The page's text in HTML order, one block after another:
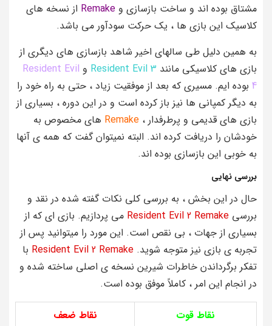
مشتاق بوده اند و ساخت بازسازی و Remake از نسخه های
کلاسیک این بازی ها ، یک حرکت سودآور می باشد.
به همین دلیل طی سالهای اخیر شاهد بازسازی های دیگری از
بازی های کلاسیکی مانند Resident Evil 3 و Resident Evil
4 بوده ایم. مسیری که بعد از موفقیت زیاد ، حتی به راه خود را
به دیگر کمپانی ها نیز باز کرده است و در این دوره ، بسیاری از
بازی های قدیمی و پرطرفدار ، Remake های مخصوص به
خودشان را دریافت کرده اند. البته نمیتوان گفت که همه ی آنها
به خوبی این بازسازی بوده اند.
بررسی نهایی
حال در این بخش ، به بررسی کلی نکات گفته شده در نقد و
بررسی Resident Evil 2 Remake می پردازیم. بازی ای که از
بسیاری از جهات ، بی نقص است. این مورد را میتوانید پس از
تجربه ی بازی نیز متوجه شوید. Resident Evil 2 Remake با
تفکر برگرداندن خاطرات شیرین نسخه ی اصلی ساخته شده و
در انجام این امر ، کاملاً موفق بوده است.
نقاط قوت نقاط ضعف